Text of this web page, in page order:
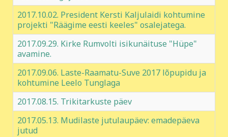
2017.10.02. President Kersti Kaljulaidi kohtumine
projekti "Räägime eesti keeles" osalejatega.
2017.09.29. Kirke Rumvolti isikunäituse "Hüpe"
avamine.
2017.09.06. Laste-Raamatu-Suve 2017 lõpupidu ja
kohtumine Leelo Tunglaga
2017.08.15. Trikitarkuste päev
2017.05.13. Mudilaste jutulaupäev: emadepäeva
jutud